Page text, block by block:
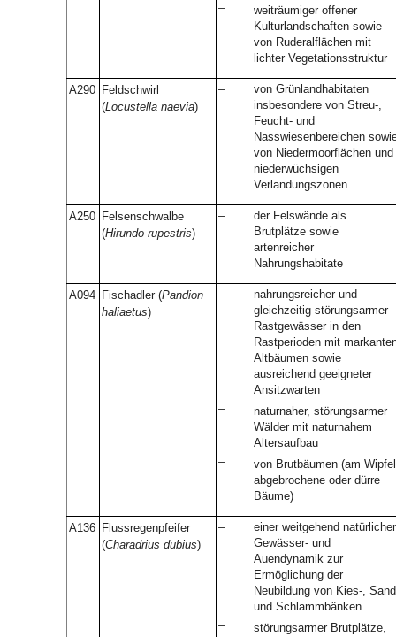
–
weiträumiger offener
Kulturlandschaften sowie
von Ruderalflächen mit
lichter Vegetationsstruktur
A290 Feldschwirl
(Locustella naevia)
–
von Grünlandhabitaten
insbesondere von Streu-,
Feucht- und
Nasswiesenbereichen
von Niedermoorflächen und
niederwüchsigen
Verlandungszonen
A250 Felsenschwalbe
(Hirundo rupestris)
–
der Felswände als
Brutplätze sowie
artenreicher
Nahrungshabitate
A094 Fischadler (Pandion
haliaetus)
–
nahrungsreicher und
gleichzeitig störungsarmer
Rastgewässer in den
Rastperioden mit
Altbäumen sowie
ausreichend geeigneter
Ansitzwarten
–
naturnaher, störungsarmer
Wälder mit naturnahem
Altersaufbau
–
von Brutbäumen (am Wipfel
abgebrochene oder dürre
Bäume)
A136 Flussregenpfeifer
(Charadrius dubius)
–
einer weitgehend
Gewässer- und
Auendynamik zur
Ermöglichung der
Neubildung von Kies-,
und Schlammbänken
–
störungsarmer Brutplätze,